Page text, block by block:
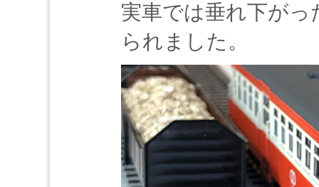
実車では垂れ下がっ
られました。